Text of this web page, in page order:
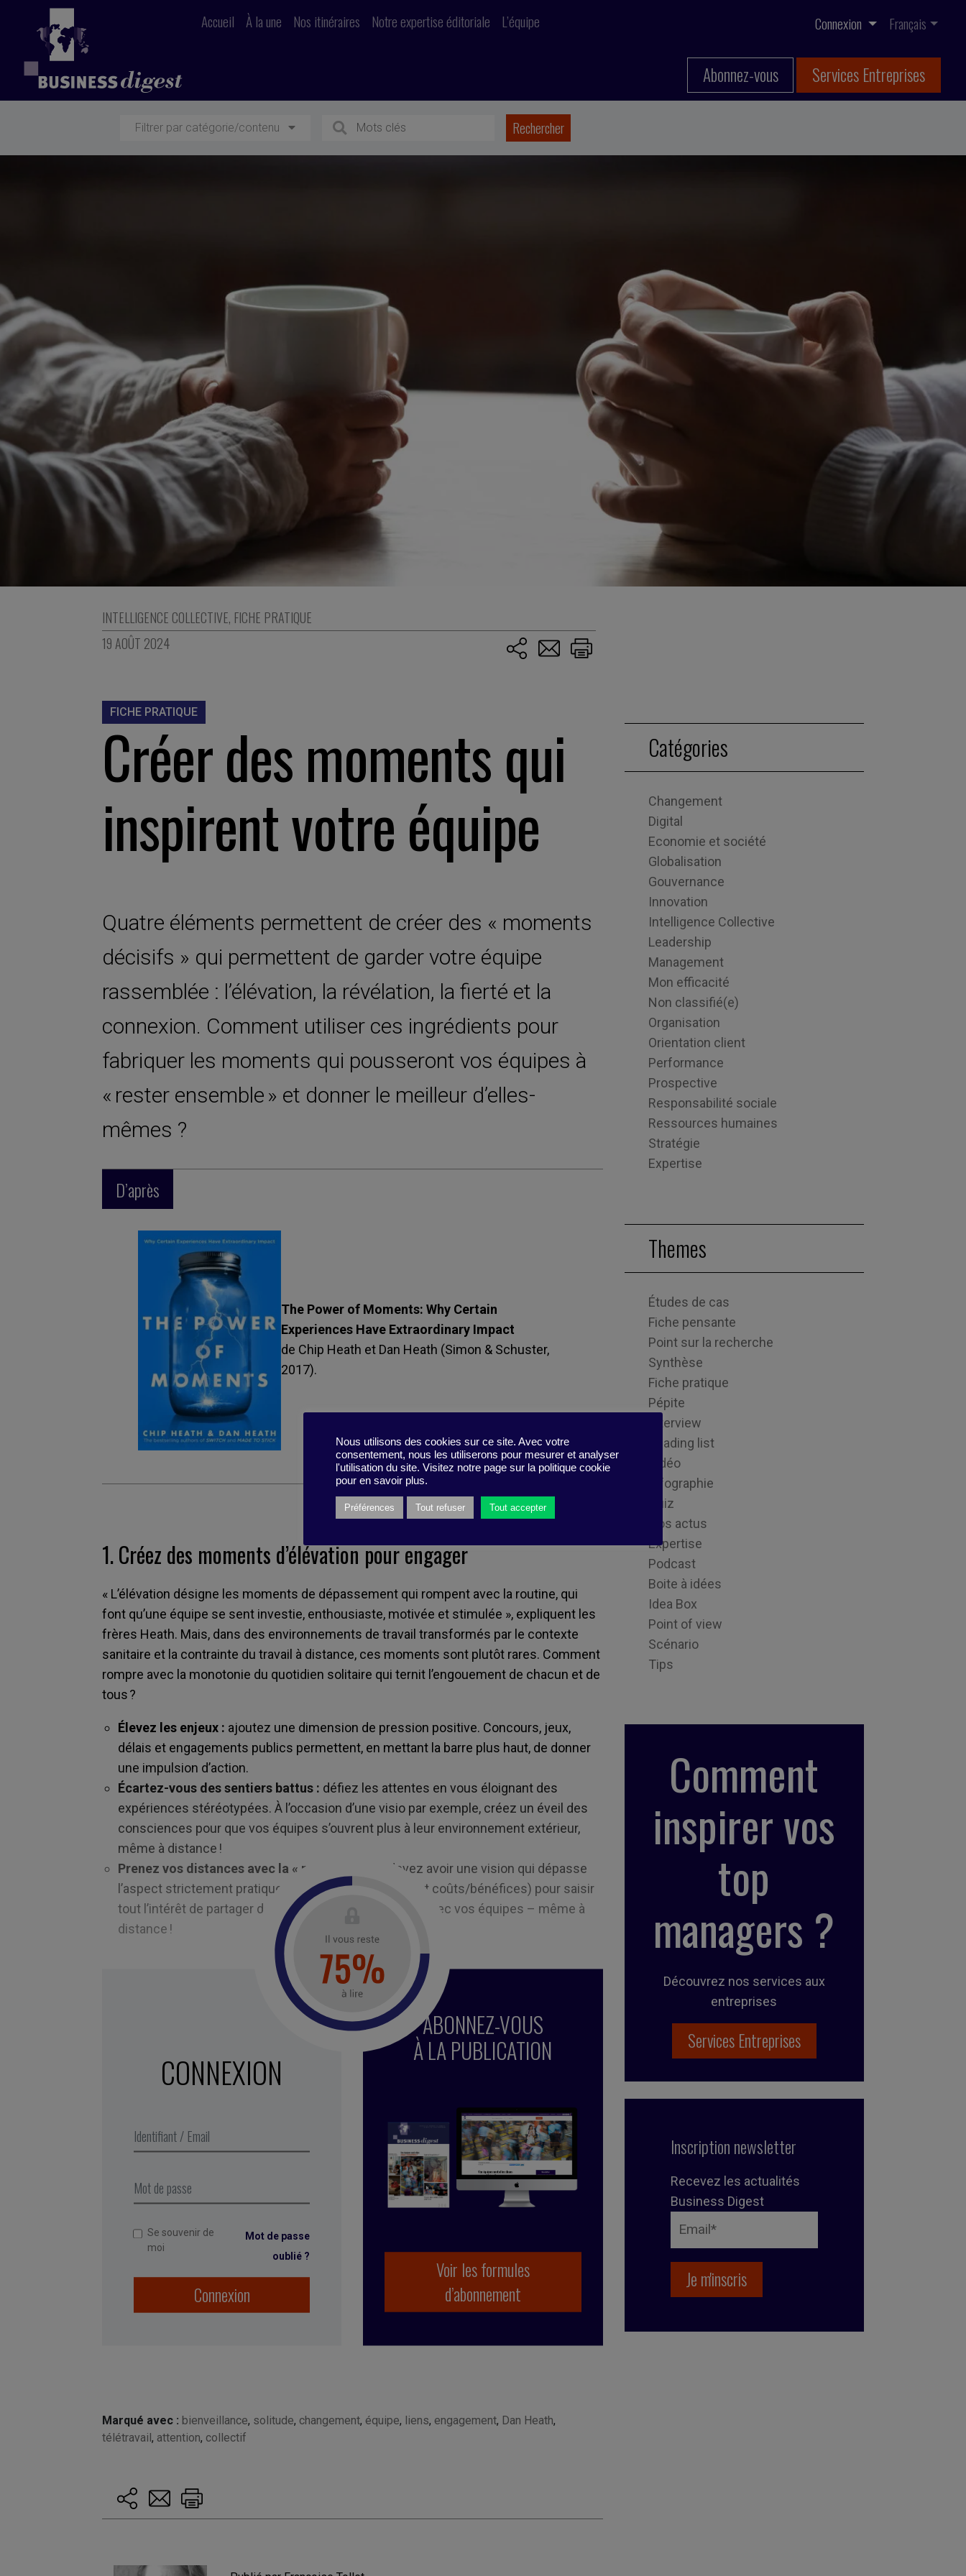
Accueil À la une Nos itinéraires Notre expertise éditoriale L’équipe Connexion Français
Abonnez-vous Services Entreprises
Filtrer par catégorie/contenu
INTELLIGENCE COLLECTIVE, FICHE PRATIQUE
19 AOÛT 2024
FICHE PRATIQUE
Créer des moments qui
inspirent votre équipe
Quatre éléments permettent de créer des « moments
décisifs » qui permettent de garder votre équipe
rassemblée : l’élévation, la révélation, la fierté et la
connexion. Comment utiliser ces ingrédients pour
fabriquer les moments qui pousseront vos équipes à
« rester ensemble » et donner le meilleur d’elles-
mêmes ?
D’après
The Power of Moments: Why Certain
Experiences Have Extraordinary Impact
de Chip Heath et Dan Heath (Simon & Schuster,
2017).
1.Créez des moments d’élévation pour engager
« L’élévation désigne les moments de dépassement qui rompent avec la routine, qui
font qu’une équipe se sent investie, enthousiaste, motivée et stimulée », expliquent les
frères Heath. Mais, dans des environnements de travail transformés par le contexte
sanitaire et la contrainte du travail à distance, ces moments sont plutôt rares. Comment
rompre avec la monotonie du quotidien solitaire qui ternit l’engouement de chacun et de
tous ?
Élevez les enjeux : ajoutez une dimension de pression positive. Concours, jeux,
délais et engagements publics permettent, en mettant la barre plus haut, de donner
une impulsion d’action.
Écartez-vous des sentiers battus : défiez les attentes en vous éloignant des
expériences stéréotypées. À l’occasion d’une visio par exemple, créez un éveil des
consciences pour que vos équipes s’ouvrent plus à leur environnement extérieur,
même à distance !
Prenez vos distances avec la « raison » :
vous devez avoir une vision qui dépasse
l’aspect strictement pratique des choses (type rapport coûts/bénéfices) pour saisir
tout l’intérêt de partager des moments exceptionnels avec vos équipes – même à
distance !
CONNEXION
Se souvenir de
moi
Mot de passe
oublié ?
Connexion
ABONNEZ-VOUS
À LA PUBLICATION
Voir les formules
d’abonnement
Marqué avec : bienveillance, solitude, changement, équipe, liens, engagement, Dan Heath,
télétravail, attention, collectif
Catégories
Changement
Digital
Economie et société
Globalisation
Gouvernance
Innovation
Intelligence Collective
Leadership
Management
Mon efficacité
Non classifié(e)
Organisation
Orientation client
Performance
Prospective
Responsabilité sociale
Ressources humaines
Stratégie
Expertise
Themes
Études de cas
Fiche pensante
Point sur la recherche
Synthèse
Fiche pratique
Pépite
Interview
Reading list
Vidéo
Infographie
Quiz
Nos actus
Expertise
Podcast
Boite à idées
Idea Box
Point of view
Scénario
Tips
Comment
inspirer vos
top
managers ?
Découvrez nos services aux
entreprises
Services Entreprises
Inscription newsletter
Recevez les actualités
Business Digest
Nous utilisons des cookies sur ce site. Avec votre
consentement, nous les utiliserons pour mesurer et analyser
l'utilisation du site. Visitez notre page sur la politique cookie
pour en savoir plus.
Préférences Tout refuser Tout accepter